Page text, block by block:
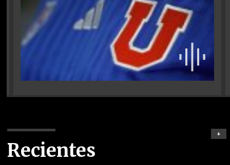
Recientes
+